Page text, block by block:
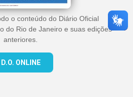
o conteúdo do Diário Oficial
do Rio de Janeiro e suas edições
anteriores.
D.O. ONLINE